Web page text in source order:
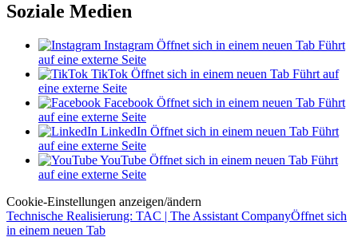
Soziale Medien
Instagram Öffnet sich in einem neuen Tab Führt
auf eine externe Seite
TikTok Öffnet sich in einem neuen Tab Führt auf
eine externe Seite
Facebook Öffnet sich in einem neuen Tab Führt
auf eine externe Seite
LinkedIn Öffnet sich in einem neuen Tab Führt
auf eine externe Seite
YouTube Öffnet sich in einem neuen Tab Führt
auf eine externe Seite
Cookie-Einstellungen anzeigen/ändern
Technische Realisierung: TAC | The Assistant CompanyÖffnet sich
in einem neuen Tab